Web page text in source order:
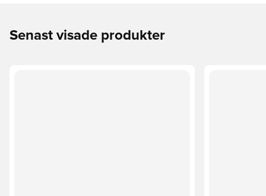
Senast visade produkter